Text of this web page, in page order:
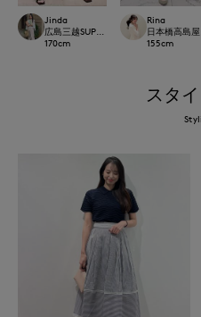
Jinda
広島三越SUPERIORCLOSET
170cm
Rina
日本橋高島
155cm
スタ